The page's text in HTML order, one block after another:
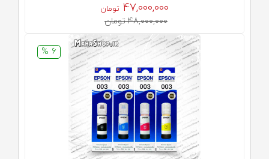
47,000,000 تومان
48,000,000 تومان
6 %